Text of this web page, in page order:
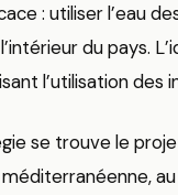
: utiliser l’eau
du pays.
l’utilisation des
se trouve le